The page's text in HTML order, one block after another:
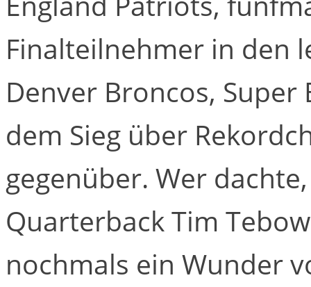
Finalteilnehmer in den
Denver Broncos,
dem Sieg über
gegenüber. Wer
Quarterback Tim
nochmals ein Wunder